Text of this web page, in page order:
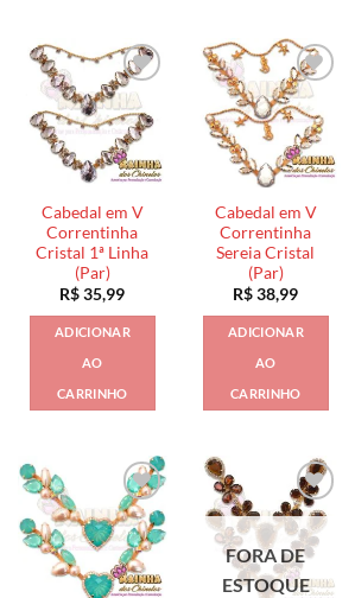
Cabedal em V
Correntinha
Cristal 1ª Linha
(Par)
R$35,99
ADICIONAR
AO
CARRINHO
Cabedal em V
Correntinha
Sereia Cristal
(Par)
R$38,99
ADICIONAR
AO
CARRINHO
FORA DE
ESTOQUE